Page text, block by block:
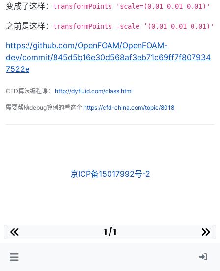
变成了这样： transformPoints 'scale=(0.01 0.01 0.01)'
之前是这样： transformPoints -scale ‘(0.01 0.01 0.01)'
https://github.com/OpenFOAM/OpenFOAM-
dev/commit/845d5b16e30d568af3eb71c69ff7f807934
7522e
CFD算法编程课： http://dyfluid.com/class.html
需要帮助debug算例的看这个 https://cfd-china.com/topic/8018
京ICP备15017992号-2
1 / 1